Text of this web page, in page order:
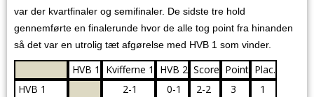
var der kvartfinaler og semifinaler. De sidste tre hold
gennemførte en finalerunde hvor de alle tog point fra hinanden
så det var en utrolig tæt afgørelse med HVB 1 som vinder.
HVB 1 Kvifferne 1 HVB 2 Score Point Plac.
HVB 1
2-1 0-1 2-2 3
1